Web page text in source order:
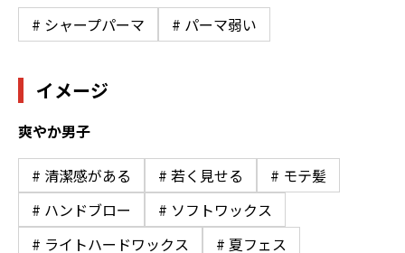
# シャープパーマ # パーマ弱い
イメージ
爽やか男子
# 清潔感がある # 若く見せる
# モテ髪
# ハンドブロー
# ソフトワックス
# ライトハードワックス
# 夏フェス